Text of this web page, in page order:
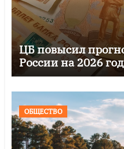
ЦБ повысил
России на 2026
ОБЩЕСТВО